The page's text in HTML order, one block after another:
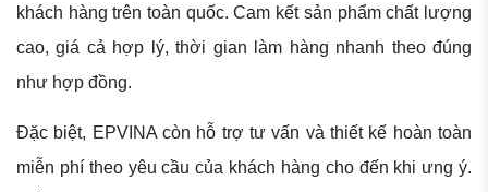
khách hàng trên toàn quốc. Cam kết sản phẩm chất lượng
cao, giá cả hợp lý, thời gian làm hàng nhanh theo đúng
như hợp đồng.
Đặc biệt, EPVINA còn hỗ trợ tư vấn và thiết kế hoàn toàn
miễn phí theo yêu cầu của khách hàng cho đến khi ưng ý.